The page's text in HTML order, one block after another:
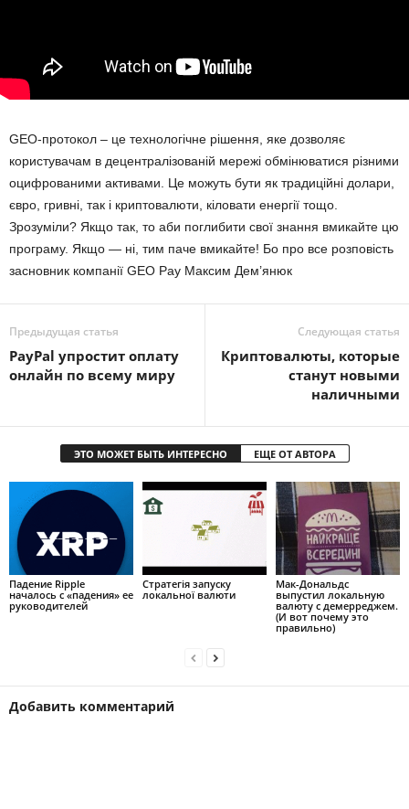
GEO-протокол – це технологічне рішення, яке дозволяє
користувачам в децентралізованій мережі обмінюватися різними
оцифрованими активами. Це можуть бути як традиційні долари,
євро, гривні, так і криптовалюти, кіловати енергії тощо.
Зрозуміли? Якщо так, то аби поглибити свої знання вмикайте цю
програму. Якщо — ні, тим паче вмикайте! Бо про все розповість
засновник компанії GEO Pay Максим Дем’янюк
Предыдущая статья
PayPal упростит оплату
онлайн по всему миру
Следующая статья
Криптовалюты, которые
станут новыми
наличными
ЭТО МОЖЕТ БЫТЬ ИНТЕРЕСНО ЕЩЕ ОТ АВТОРА
Падение Ripple
началось с «падения» ее
руководителей
Стратегія запуску
локальної валюти
Мак-Дональдс
выпустил локальную
валюту с демерреджем.
(И вот почему это
правильно)
Добавить комментарий